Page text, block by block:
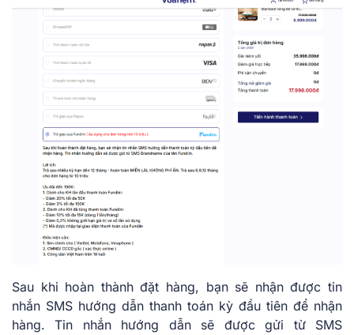
Sau khi hoàn thành đặt hàng, bạn sẽ nhận được tin
nhắn SMS hướng dẫn thanh toán kỳ đầu tiên để nhận
hàng. Tin nhắn hướng dẫn sẽ được gửi từ SMS